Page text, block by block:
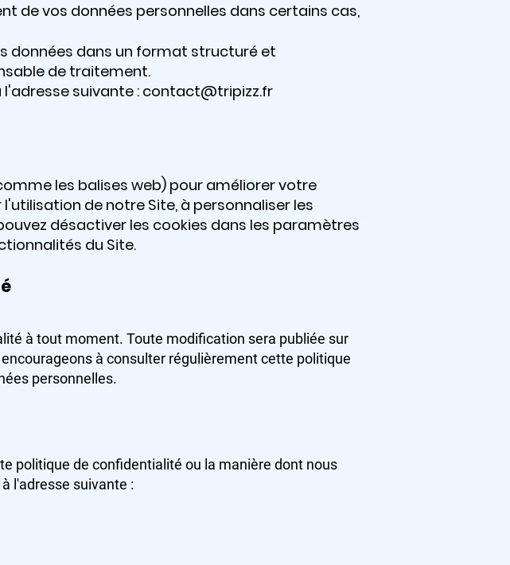
de vos données personnelles dans certains cas,
données dans un format structuré et
de traitement.
suivante : contact@tripizz.fr
les balises web) pour améliorer votre
de notre Site, à personnaliser les
désactiver les cookies dans les paramètres
du Site.
à tout moment. Toute modification sera publiée sur
à consulter régulièrement cette politique
personnelles.
politique de confidentialité ou la manière dont nous
l'adresse suivante :